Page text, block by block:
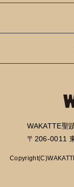
WAKATTE聖
〒206-0011